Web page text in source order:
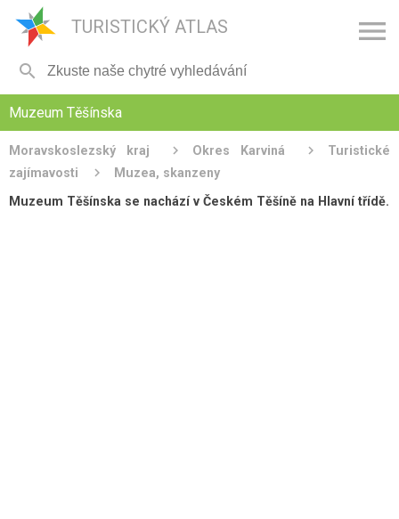
TURISTICKÝ ATLAS 

Muzeum Těšínska
Moravskoslezský kraj Okres Karviná
Turistické
zajímavosti
Muzea, skanzeny
Muzeum Těšínska se nachází v Českém Těšíně na Hlavní třídě.